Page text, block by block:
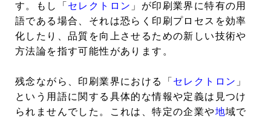
す。もし「 セレクトロン 」が印刷業界に特有の用
語である場合、それは恐らく印刷プロセスを効率
化したり、品質を向上させるための新しい技術や
方法論を指す可能性があります。
残念ながら、印刷業界における「 セレクトロン 」
という用語に関する具体的な情報や定義は見つけ
られませんでした。これは、特定の企業や地域で